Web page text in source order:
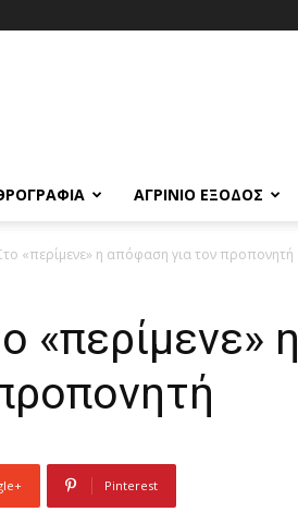
ΑΓΡΊΝΙΟ ΈΞΟΔΟΣ
«περίμενε» η απόφαση για τον προπονητή
«περίμενε» η
Pinterest